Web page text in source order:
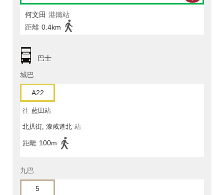
何文田 港鐵站
距離 0.4km
巴士
城巴
A22
往 藍田站
北拱街, 漆咸道北 站
距離 100m
九巴
5